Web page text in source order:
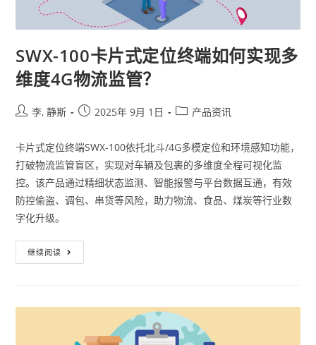
SWX-100卡片式定位终端如何实现多
维度4G物流监管？
李, 静斯 2025年 9月 1日 产品资讯
卡片式定位终端SWX-100依托北斗/4G多模定位和环境感知功能，
打破物流监管盲区，实现对车辆及包裹的多维度全程可视化监
控。该产品通过精细状态监测、智能报警与平台数据互通，有效
防控偷盗、调包、串货等风险，助力物流、食品、煤炭等行业数
字化升级。
继续阅读